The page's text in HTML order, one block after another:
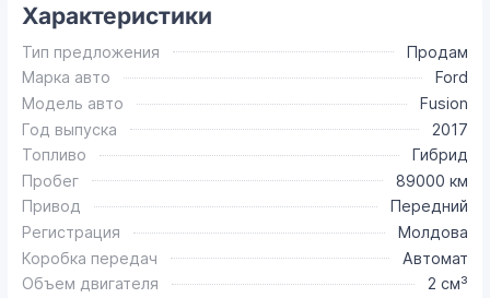
Характеристики
Тип предложения
Продам
Марка авто
Ford
Модель авто
Fusion
Год выпуска
2017
Топливо
Гибрид
Пробег
89000 км
Привод
Передний
Регистрация
Молдова
Коробка передач
Автомат
Объем двигателя
2 см³